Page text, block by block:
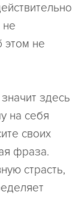
не
этом не
здесь
на себя
своих
фраза.
страсть,